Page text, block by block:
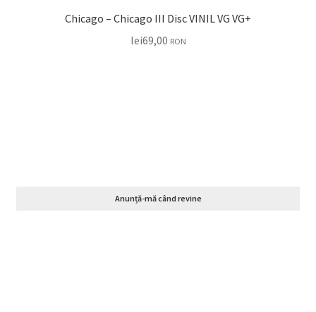
Chicago – Chicago III Disc VINIL VG VG+
lei69,00 RON
Anunță-mă când revine